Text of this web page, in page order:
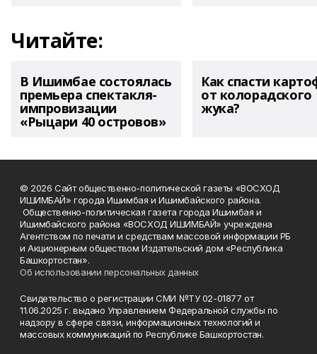
Читайте:
В Ишимбае состоялась
премьера спектакля-
импровизации
«Рыцари 40 островов»
Как спасти
от колорадского
жука?
© 2026 Сайт общественно-политической газеты «ВОСХОД
ИШИМБАЙ» города Ишимбая и Ишимбайского района.
Общественно-политическая газета города Ишимбая и
Ишимбайского района «ВОСХОД ИШИМБАЙ» учреждена
Агентством по печати и средствам массовой информации РБ
и Акционерным обществом Издательский дом «Республика
Башкортостан».
Об использовании персональных данных
Свидетельство о регистрации СМИ №ТУ 02-01877 от
11.06.2025 г. выдано Управлением Федеральной службы по
надзору в сфере связи, информационных технологий и
массовых коммуникаций по Республике Башкортостан.